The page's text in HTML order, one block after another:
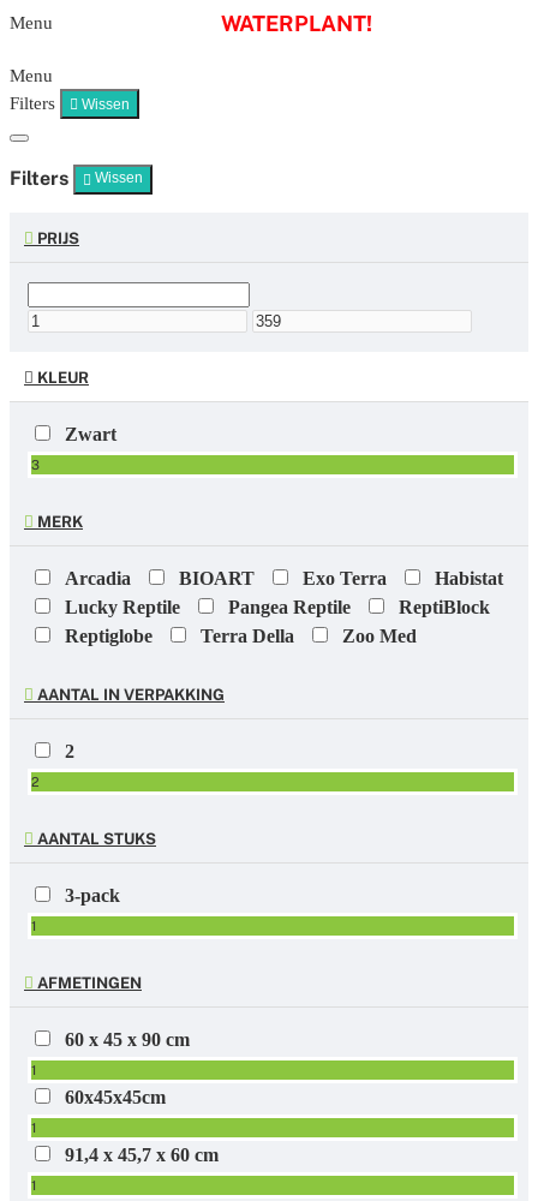
Menu
Menu
Filters
Wissen
Filters Wissen
PRIJS
KLEUR
Zwart
3
MERK
Arcadia BIOART Exo Terra
Habistat
Lucky Reptile
Pangea Reptile
ReptiBlock
Reptiglobe
Terra Della Zoo Med
AANTAL IN VERPAKKING
2
2
AANTAL STUKS
3-pack
1
AFMETINGEN
60 x 45 x 90 cm
1
60x45x45cm
1
91,4 x 45,7 x 60 cm
1
WATERPLANT!